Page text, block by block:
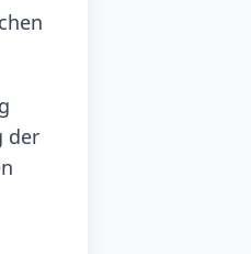
der